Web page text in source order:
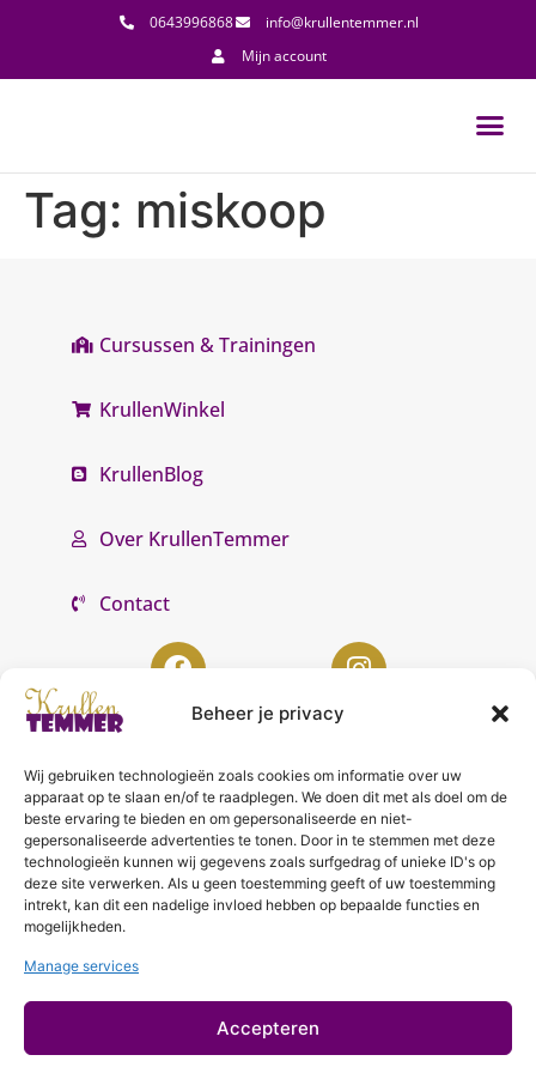
Beheer je privacy
Wij gebruiken technologieën zoals cookies om informatie over uw
apparaat op te slaan en/of te raadplegen. We doen dit met als doel om de
beste ervaring te bieden en om gepersonaliseerde en niet-
gepersonaliseerde advertenties te tonen. Door in te stemmen met deze
technologieën kunnen wij gegevens zoals surfgedrag of unieke ID's op
deze site verwerken. Als u geen toestemming geeft of uw toestemming
intrekt, kan dit een nadelige invloed hebben op bepaalde functies en
mogelijkheden.
Manage services
Accepteren
0643996868
info@krullentemmer.nl
Mijn account
Tag: miskoop
Cursussen & Trainingen
KrullenWinkel
KrullenBlog
Over KrullenTemmer
Contact
KrullenTemmer Lelystad
Punter 10 02
8242 DC Lelystad
0643996868
Maandag 9.30 - 13.30 (Trainingen)
Dinsdag 9.00 - 18.00 (De KrullenHemel)